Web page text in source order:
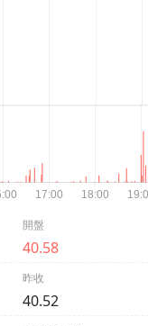
開盤
40.58
昨收
40.52